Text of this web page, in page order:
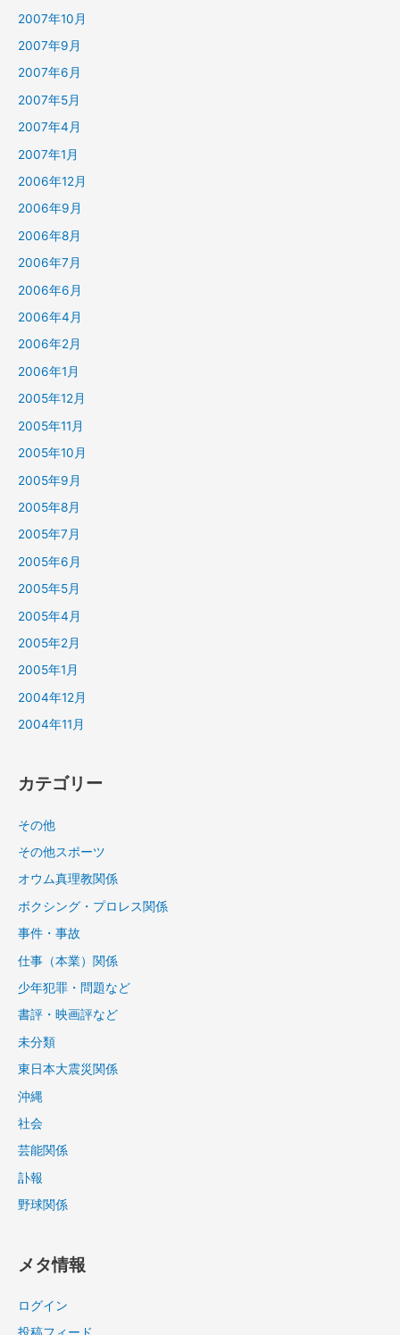
2007年10月
2007年9月
2007年6月
2007年5月
2007年4月
2007年1月
2006年12月
2006年9月
2006年8月
2006年7月
2006年6月
2006年4月
2006年2月
2006年1月
2005年12月
2005年11月
2005年10月
2005年9月
2005年8月
2005年7月
2005年6月
2005年5月
2005年4月
2005年2月
2005年1月
2004年12月
2004年11月
カテゴリー
その他
その他スポーツ
オウム真理教関係
ボクシング・プロレス関係
事件・事故
仕事（本業）関係
少年犯罪・問題など
書評・映画評など
未分類
東日本大震災関係
沖縄
社会
芸能関係
訃報
野球関係
メタ情報
ログイン